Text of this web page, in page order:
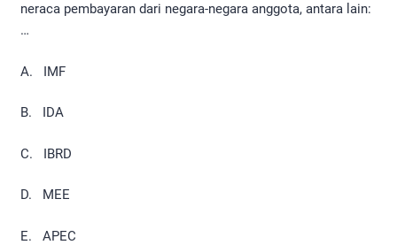
neraca pembayaran dari negara-negara anggota, antara lain:
…
A. IMF
B. IDA
C. IBRD
D. MEE
E. APEC